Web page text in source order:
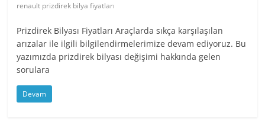
renault prizdirek bilya fiyatları
Prizdirek Bilyası Fiyatları Araçlarda sıkça karşılaşılan
arızalar ile ilgili bilgilendirmelerimize devam ediyoruz. Bu
yazımızda prizdirek bilyası değişimi hakkında gelen
sorulara
Devam